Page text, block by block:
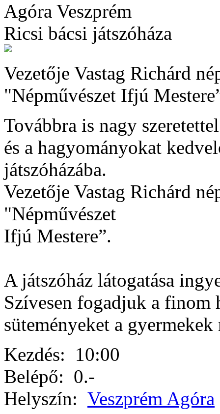
Agóra Veszprém
Ricsi bácsi játszóháza
Vezetője Vastag Richárd
"Népművészet Ifjú
Továbbra is nagy
és a hagyományokat
játszóházába.
Vezetője Vastag Richárd
"Népművészet
Ifjú Mestere”.
A játszóház látogatása
Szívesen fogadjuk a finom
süteményeket a gyermekek
Kezdés: 10:00
Belépő: 0.-
Helyszín: Veszprém Agóra